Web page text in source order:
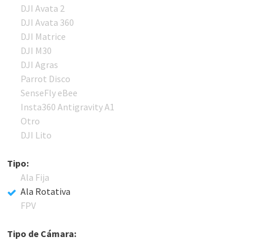
DJI Avata 2
DJI Avata 360
DJI Matrice
DJI M30
DJI Agras
Parrot Disco
SenseFly eBee
Insta360 Antigravity A1
Otro
DJI Lito
Tipo:
Ala Fija
Ala Rotativa
FPV
Tipo de Cámara: